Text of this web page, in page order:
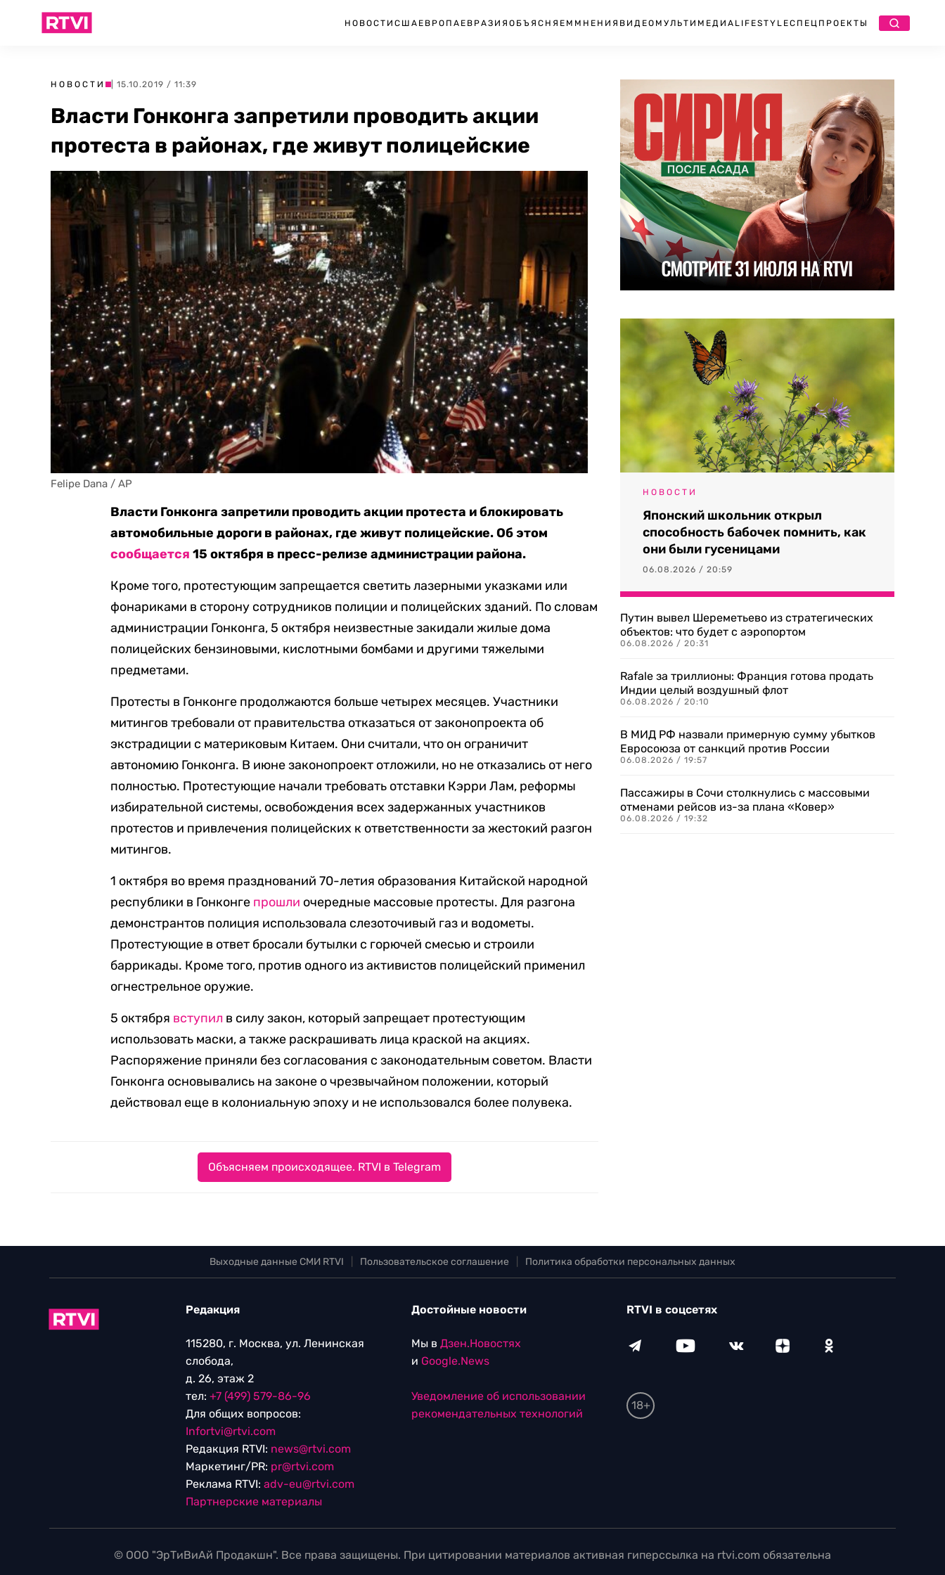
НОВОСТИ США ЕВРОПА ЕВРАЗИЯ ОБЪЯСНЯЕМ МНЕНИЯ ВИДЕО МУЛЬТИМЕДИА LIFESTYLEСПЕЦПРОЕКТЫ
НОВОСТИ | 15.10.2019 / 11:39
Власти Гонконга запретили проводить акции
протеста в районах, где живут полицейские
Felipe Dana / AP
Власти Гонконга запретили проводить акции протеста и блокировать
автомобильные дороги в районах, где живут полицейские. Об этом
сообщается 15 октября в пресс-релизе администрации района.
Кроме того, протестующим запрещается светить лазерными указками или
фонариками в сторону сотрудников полиции и полицейских зданий. По словам
администрации Гонконга, 5 октября неизвестные закидали жилые дома
полицейских бензиновыми, кислотными бомбами и другими тяжелыми
предметами.
Протесты в Гонконге продолжаются больше четырех месяцев. Участники
митингов требовали от правительства отказаться от законопроекта об
экстрадиции с материковым Китаем. Они считали, что он ограничит
автономию Гонконга. В июне законопроект отложили, но не отказались от него
полностью. Протестующие начали требовать отставки Кэрри Лам, реформы
избирательной системы, освобождения всех задержанных участников
протестов и привлечения полицейских к ответственности за жестокий разгон
митингов.
1 октября во время празднований 70-летия образования Китайской народной
республики в Гонконге прошли очередные массовые протесты. Для разгона
демонстрантов полиция использовала слезоточивый газ и водометы.
Протестующие в ответ бросали бутылки с горючей смесью и строили
баррикады. Кроме того, против одного из активистов полицейский применил
огнестрельное оружие.
5 октября вступил в силу закон, который запрещает протестующим
использовать маски, а также раскрашивать лица краской на акциях.
Распоряжение приняли без согласования с законодательным советом. Власти
Гонконга основывались на законе о чрезвычайном положении, который
действовал еще в колониальную эпоху и не использовался более полувека.
Объясняем происходящее. RTVI в Telegram
НОВОСТИ
Японский школьник открыл
способность бабочек помнить, как
они были гусеницами
06.08.2026 / 20:59
Путин вывел Шереметьево из стратегических
объектов: что будет с аэропортом
06.08.2026 / 20:31
Rafale за триллионы: Франция готова продать
Индии целый воздушный флот
06.08.2026 / 20:10
В МИД РФ назвали примерную сумму убытков
Евросоюза от санкций против России
06.08.2026 / 19:57
Пассажиры в Сочи столкнулись с массовыми
отменами рейсов из-за плана «Ковер»
06.08.2026 / 19:32
Выходные данные СМИ RTVI Пользовательское соглашение Политика обработки персональных данных
Редакция
115280, г. Москва, ул. Ленинская
слобода,
д. 26, этаж 2
тел: +7 (499) 579-86-96
Для общих вопросов:
Infortvi@rtvi.com
Редакция RTVI: news@rtvi.com
Маркетинг/PR: pr@rtvi.com
Реклама RTVI: adv-eu@rtvi.com
Партнерские материалы
Достойные новости
Мы в Дзен.Новостях
и Google.News
Уведомление об использовании
рекомендательных технологий
RTVI в соцсетях
18+
© ООО "ЭрТиВиАй Продакшн". Все права защищены. При цитировании материалов активная гиперссылка на rtvi.com обязательна